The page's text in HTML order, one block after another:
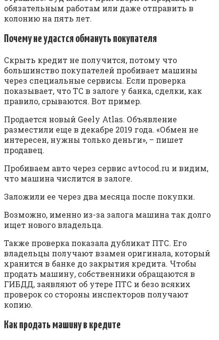
обязательным работам или даже отправить в
колонию на пять лет.
Почему не удастся обмануть покупателя
Скрыть кредит не получится, потому что
большинство покупателей пробивает машины
через специальные сервисы. Если проверка
показывает, что ТС в залоге у банка, сделки, как
правило, срываются. Вот пример.
Продается новый Geely Atlas. Объявление
разместили еще в декабре 2019 года. «Обмен не
интересен, нужны только деньги», – пишет
продавец.
Пробиваем авто через сервис avtocod.ru и видим,
что машина числится в залоге.
Заложили ее через два месяца после покупки.
Возможно, именно из-за залога машина так долго
ищет нового владельца.
Также проверка показала дубликат ПТС. Его
владельцы получают взамен оригинала, который
хранится в банке до закрытия кредита. Чтобы
продать машину, собственники обращаются в
ГИБДД, заявляют об утере ПТС и безо всяких
проверок со стороны инспекторов получают
копию.
Как продать машину в кредите